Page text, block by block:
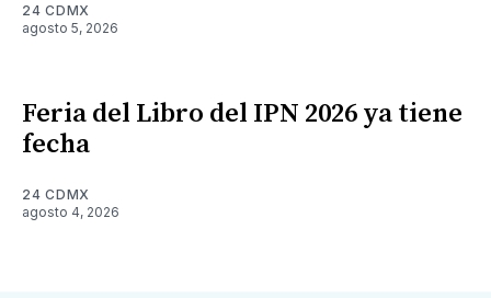
24 CDMX
agosto 5, 2026
Feria del Libro del IPN 2026 ya tiene
fecha
24 CDMX
agosto 4, 2026